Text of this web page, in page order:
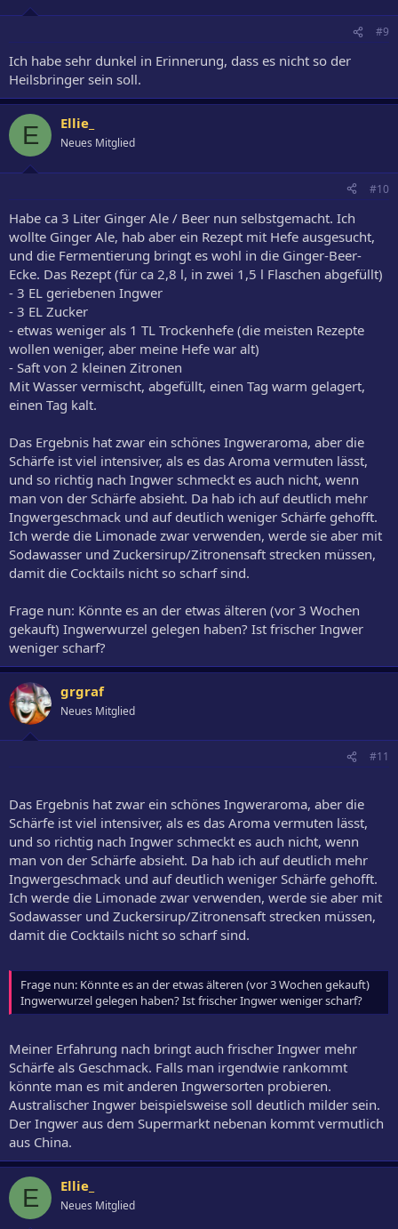
#9
Ich habe sehr dunkel in Erinnerung, dass es nicht so der
Heilsbringer sein soll.
E Ellie_
Neues Mitglied
#10
Habe ca 3 Liter Ginger Ale / Beer nun selbstgemacht. Ich
wollte Ginger Ale, hab aber ein Rezept mit Hefe ausgesucht,
und die Fermentierung bringt es wohl in die Ginger-Beer-
Ecke. Das Rezept (für ca 2,8 l, in zwei 1,5 l Flaschen abgefüllt)
- 3 EL geriebenen Ingwer
- 3 EL Zucker
- etwas weniger als 1 TL Trockenhefe (die meisten Rezepte
wollen weniger, aber meine Hefe war alt)
- Saft von 2 kleinen Zitronen
Mit Wasser vermischt, abgefüllt, einen Tag warm gelagert,
einen Tag kalt.
Das Ergebnis hat zwar ein schönes Ingweraroma, aber die
Schärfe ist viel intensiver, als es das Aroma vermuten lässt,
und so richtig nach Ingwer schmeckt es auch nicht, wenn
man von der Schärfe absieht. Da hab ich auf deutlich mehr
Ingwergeschmack und auf deutlich weniger Schärfe gehofft.
Ich werde die Limonade zwar verwenden, werde sie aber mit
Sodawasser und Zuckersirup/Zitronensaft strecken müssen,
damit die Cocktails nicht so scharf sind.
Frage nun: Könnte es an der etwas älteren (vor 3 Wochen
gekauft) Ingwerwurzel gelegen haben? Ist frischer Ingwer
weniger scharf?
grgraf
Neues Mitglied
#11
Das Ergebnis hat zwar ein schönes Ingweraroma, aber die
Schärfe ist viel intensiver, als es das Aroma vermuten lässt,
und so richtig nach Ingwer schmeckt es auch nicht, wenn
man von der Schärfe absieht. Da hab ich auf deutlich mehr
Ingwergeschmack und auf deutlich weniger Schärfe gehofft.
Ich werde die Limonade zwar verwenden, werde sie aber mit
Sodawasser und Zuckersirup/Zitronensaft strecken müssen,
damit die Cocktails nicht so scharf sind.
Frage nun: Könnte es an der etwas älteren (vor 3 Wochen gekauft)
Ingwerwurzel gelegen haben? Ist frischer Ingwer weniger scharf?
Meiner Erfahrung nach bringt auch frischer Ingwer mehr
Schärfe als Geschmack. Falls man irgendwie rankommt
könnte man es mit anderen Ingwersorten probieren.
Australischer Ingwer beispielsweise soll deutlich milder sein.
Der Ingwer aus dem Supermarkt nebenan kommt vermutlich
aus China.
E Ellie_
Neues Mitglied